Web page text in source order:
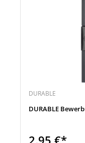
DURABLE
DURABLE
2,95 €*